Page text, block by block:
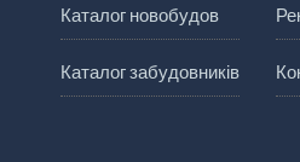
Каталог новобудов
Каталог забудовників